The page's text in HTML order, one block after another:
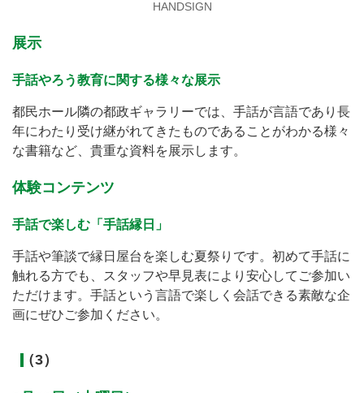
HANDSIGN
展示
手話やろう教育に関する様々な展示
都民ホール隣の都政ギャラリーでは、手話が言語であり長
年にわたり受け継がれてきたものであることがわかる様々
な書籍など、貴重な資料を展示します。
体験コンテンツ
手話で楽しむ「手話縁日」
手話や筆談で縁日屋台を楽しむ夏祭りです。初めて手話に
触れる方でも、スタッフや早見表により安心してご参加い
ただけます。手話という言語で楽しく会話できる素敵な企
画にぜひご参加ください。
（3）